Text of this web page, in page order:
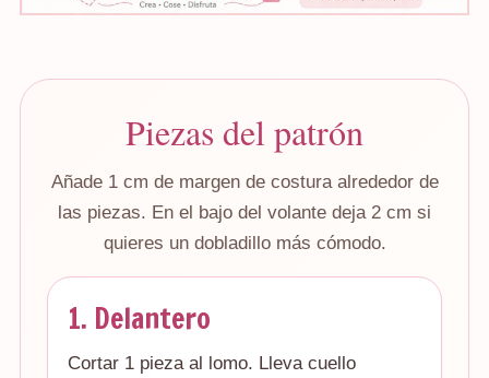
Piezas del patrón
Añade 1 cm de margen de costura alrededor de
las piezas. En el bajo del volante deja 2 cm si
quieres un dobladillo más cómodo.
1. Delantero
Cortar 1 pieza al lomo. Lleva cuello